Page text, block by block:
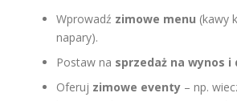
Wprowadź zimowe menu (kawy
napary).
Postaw na sprzedaż na wynos i
Oferuj zimowe eventy – np.